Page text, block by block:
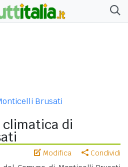
Brusati
climatica di
Modifica Condividi